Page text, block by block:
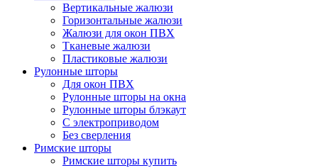
Вертикальные жалюзи
Горизонтальные жалюзи
Жалюзи для окон ПВХ
Тканевые жалюзи
Пластиковые жалюзи
Рулонные шторы
Для окон ПВХ
Рулонные шторы на окна
Рулонные шторы блэкаут
С электроприводом
Без сверления
Римские шторы
Римские шторы купить